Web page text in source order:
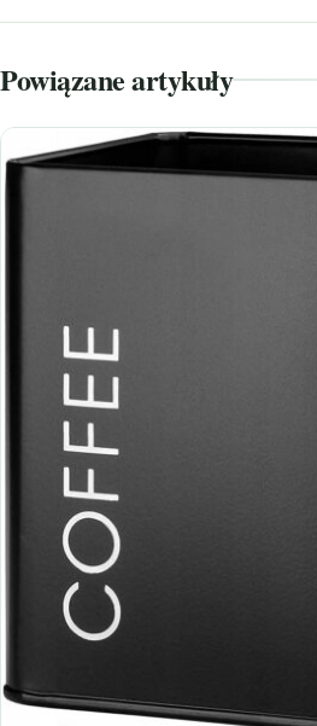
Powiązane artykuły